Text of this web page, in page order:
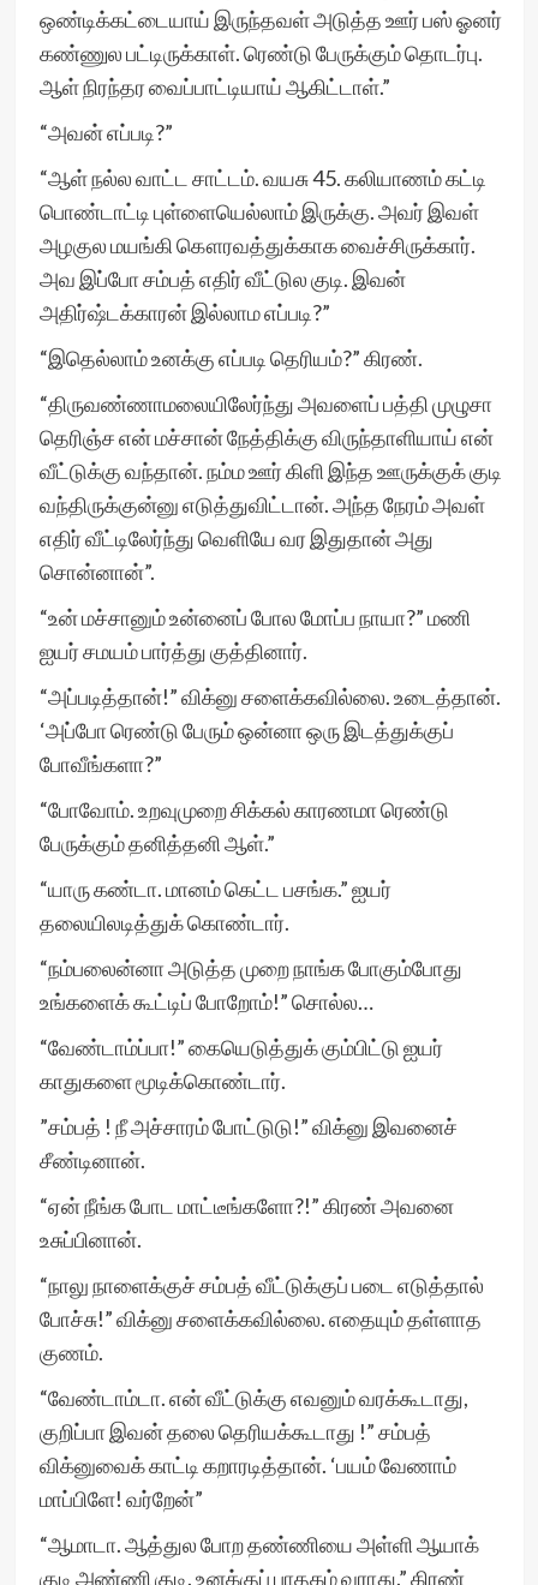
ஒண்டிக்கட்டையாய் இருந்தவள் அடுத்த ஊர் பஸ் ஓனர்
கண்ணுல பட்டிருக்காள். ரெண்டு பேருக்கும் தொடர்பு.
ஆள் நிரந்தர வைப்பாட்டியாய் ஆகிட்டாள்.”
“அவன் எப்படி?”
“ஆள் நல்ல வாட்ட சாட்டம். வயசு 45. கலியாணம் கட்டி
பொண்டாட்டி புள்ளையெல்லாம் இருக்கு. அவர் இவள்
அழகுல மயங்கி கௌரவத்துக்காக வைச்சிருக்கார்.
அவ இப்போ சம்பத் எதிர் வீட்டுல குடி. இவன்
அதிர்ஷ்டக்காரன் இல்லாம எப்படி?”
“இதெல்லாம் உனக்கு எப்படி தெரியம்?” கிரண்.
“திருவண்ணாமலையிலேர்ந்து அவளைப் பத்தி முழுசா
தெரிஞ்ச என் மச்சான் நேத்திக்கு விருந்தாளியாய் என்
வீட்டுக்கு வந்தான். நம்ம ஊர் கிளி இந்த ஊருக்குக் குடி
வந்திருக்குன்னு எடுத்துவிட்டான். அந்த நேரம் அவள்
எதிர் வீட்டிலேர்ந்து வெளியே வர இதுதான் அது
சொன்னான்”.
“உன் மச்சானும் உன்னைப் போல மோப்ப நாயா?” மணி
ஐயர் சமயம் பார்த்து குத்தினார்.
“அப்படித்தான்!” விக்னு சளைக்கவில்லை. உடைத்தான்.
‘அப்போ ரெண்டு பேரும் ஒன்னா ஒரு இடத்துக்குப்
போவீங்களா?”
“போவோம். உறவுமுறை சிக்கல் காரணமா ரெண்டு
பேருக்கும் தனித்தனி ஆள்.”
“யாரு கண்டா. மானம் கெட்ட பசங்க.” ஐயர்
தலையிலடித்துக் கொண்டார்.
“நம்பலைன்னா அடுத்த முறை நாங்க போகும்போது
உங்களைக் கூட்டிப் போறோம்!” சொல்ல…
“வேண்டாம்ப்பா!” கையெடுத்துக் கும்பிட்டு ஐயர்
காதுகளை மூடிக்கொண்டார்.
”சம்பத் ! நீ அச்சாரம் போட்டுடு!” விக்னு இவனைச்
சீண்டினான்.
“ஏன் நீங்க போட மாட்டீங்களோ?!” கிரண் அவனை
உசுப்பினான்.
“நாலு நாளைக்குச் சம்பத் வீட்டுக்குப் படை எடுத்தால்
போச்சு!” விக்னு சளைக்கவில்லை. எதையும் தள்ளாத
குணம்.
“வேண்டாம்டா. என் வீட்டுக்கு எவனும் வரக்கூடாது,
குறிப்பா இவன் தலை தெரியக்கூடாது !” சம்பத்
விக்னுவைக் காட்டி கறாரடித்தான். ‘பயம் வேணாம்
மாப்பிளே! வர்றேன்”
“ஆமாடா. ஆத்துல போற தண்ணியை அள்ளி ஆயாக்
குடி அண்ணி குடி. உனக்குப் பாதகம் வராது.” கிரண்